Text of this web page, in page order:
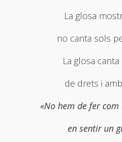
La glosa
no canta sols
La glosa
de drets i
«No hem de fer
en sentir un